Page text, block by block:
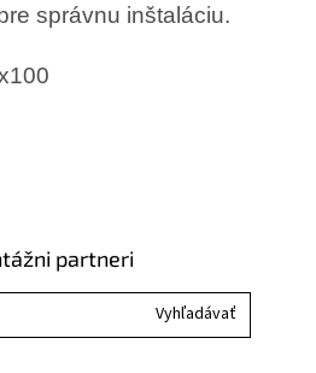
správnu inštaláciu.
partneri